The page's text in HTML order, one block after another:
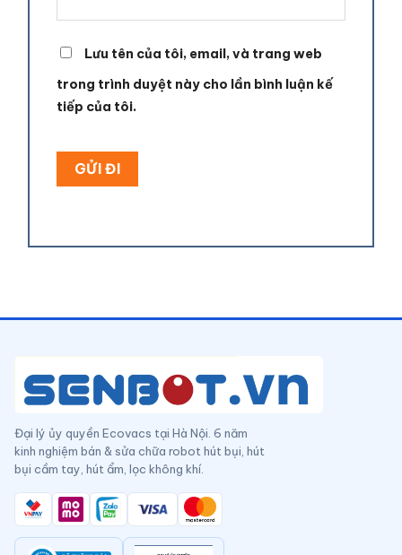
Lưu tên của tôi, email, và trang web
trong trình duyệt này cho lần bình luận kế
tiếp của tôi.
Đại lý ủy quyền Ecovacs tại Hà Nội. 6 năm
kinh nghiệm bán & sửa chữa robot hút bụi, hút
bụi cầm tay, hút ẩm, lọc không khí.